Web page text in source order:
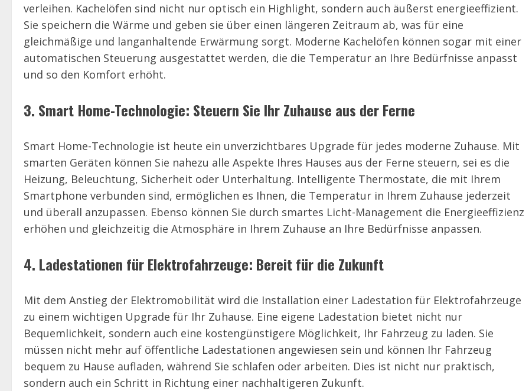
verleihen. Kachelöfen sind nicht nur optisch ein Highlight, sondern auch äußerst energieeffizient.
Sie speichern die Wärme und geben sie über einen längeren Zeitraum ab, was für eine
gleichmäßige und langanhaltende Erwärmung sorgt. Moderne Kachelöfen können sogar mit einer
automatischen Steuerung ausgestattet werden, die die Temperatur an Ihre Bedürfnisse anpasst
und so den Komfort erhöht.
3. Smart Home-Technologie: Steuern Sie Ihr Zuhause aus der Ferne
Smart Home-Technologie ist heute ein unverzichtbares Upgrade für jedes moderne Zuhause. Mit
smarten Geräten können Sie nahezu alle Aspekte Ihres Hauses aus der Ferne steuern, sei es die
Heizung, Beleuchtung, Sicherheit oder Unterhaltung. Intelligente Thermostate, die mit Ihrem
Smartphone verbunden sind, ermöglichen es Ihnen, die Temperatur in Ihrem Zuhause jederzeit
und überall anzupassen. Ebenso können Sie durch smartes Licht-Management die Energieeffizienz
erhöhen und gleichzeitig die Atmosphäre in Ihrem Zuhause an Ihre Bedürfnisse anpassen.
4. Ladestationen für Elektrofahrzeuge: Bereit für die Zukunft
Mit dem Anstieg der Elektromobilität wird die Installation einer Ladestation für Elektrofahrzeuge
zu einem wichtigen Upgrade für Ihr Zuhause. Eine eigene Ladestation bietet nicht nur
Bequemlichkeit, sondern auch eine kostengünstigere Möglichkeit, Ihr Fahrzeug zu laden. Sie
müssen nicht mehr auf öffentliche Ladestationen angewiesen sein und können Ihr Fahrzeug
bequem zu Hause aufladen, während Sie schlafen oder arbeiten. Dies ist nicht nur praktisch,
sondern auch ein Schritt in Richtung einer nachhaltigeren Zukunft.